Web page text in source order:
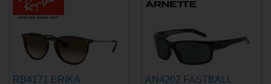
RB4171 ERIKA AN4202 FASTBALL